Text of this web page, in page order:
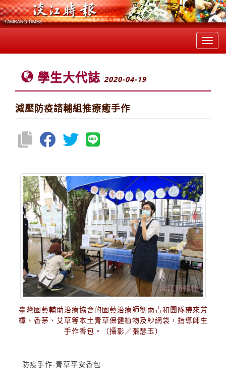
學生大代誌 2020-04-19
減壓防疫諮輔組推療癒手作
臺灣園藝輔助治療協會的園藝治療師劉雨青和團隊帶來芳
樟、香茅、艾草等本土青草保健植物及紗網袋，指導師生
手作香包。（攝影／張瑟玉）
防疫手作-青草平安香包